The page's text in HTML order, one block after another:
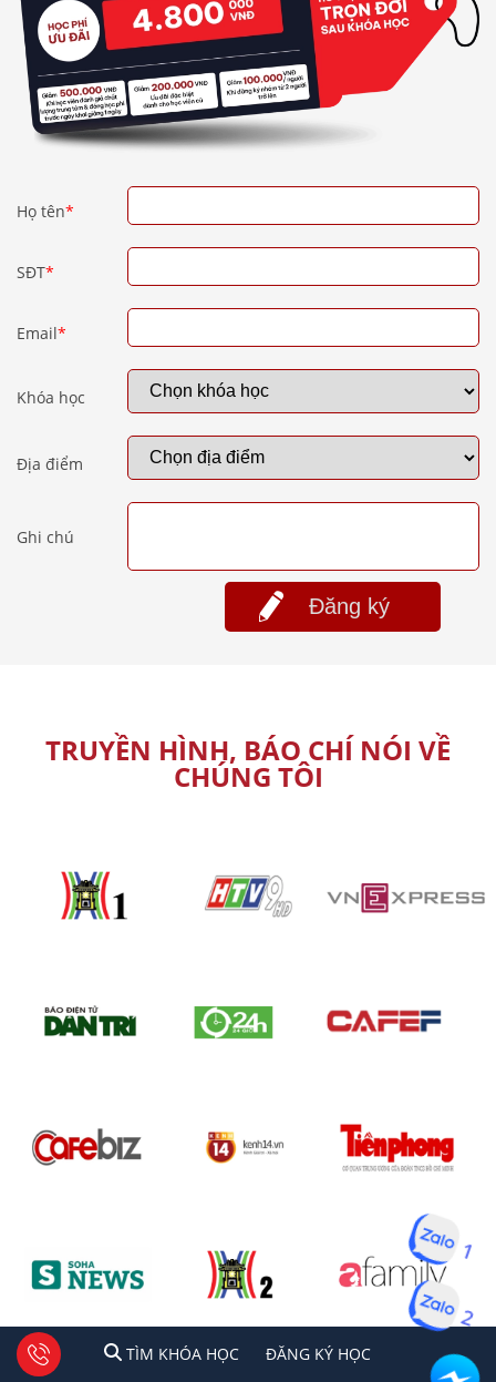
Họ tên*
SĐT*
Email*
Khóa học
Địa điểm
Ghi chú
Đăng ký
TRUYỀN HÌNH, BÁO CHÍ NÓI VỀ
CHÚNG TÔI
TÌM KHÓA HỌC ĐĂNG KÍ HỌC
1 2 Tư vấn facebook
TÌM KHÓA HỌC ĐĂNG KÝ HỌC
1
2